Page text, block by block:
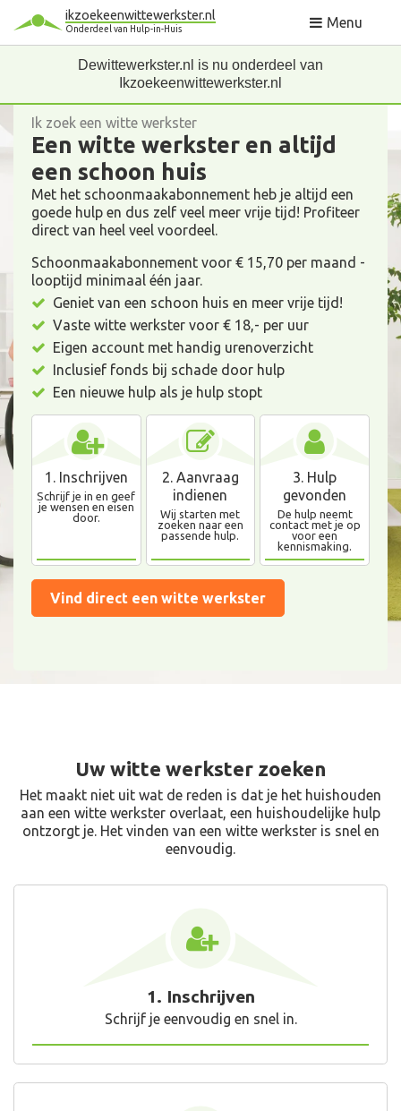
ikzoekeenwittewerkster.nl
Onderdeel van Hulp-in-Huis Menu
Dewittewerkster.nl is nu onderdeel van
Ikzoekeenwittewerkster.nl
Ik zoek een witte werkster
Een witte werkster en altijd
een schoon huis
Met het schoonmaakabonnement heb je altijd een
goede hulp en dus zelf veel meer vrije tijd! Profiteer
direct van heel veel voordeel.
Schoonmaakabonnement voor € 15,70 per maand -
looptijd minimaal één jaar.
Geniet van een schoon huis en meer vrije tijd!
Vaste witte werkster voor € 18,- per uur
Eigen account met handig urenoverzicht
Inclusief fonds bij schade door hulp
Een nieuwe hulp als je hulp stopt
1. Inschrijven
Schrijf je in en geef
je wensen en eisen
door.
2. Aanvraag
indienen
Wij starten met
zoeken naar een
passende hulp.
3. Hulp
gevonden
De hulp neemt
contact met je op
voor een
kennismaking.
Vind direct een witte werkster
Uw witte werkster zoeken
Het maakt niet uit wat de reden is dat je het huishouden
aan een witte werkster overlaat, een huishoudelijke hulp
ontzorgt je. Het vinden van een witte werkster is snel en
eenvoudig.
1. Inschrijven
Schrijf je eenvoudig en snel in.